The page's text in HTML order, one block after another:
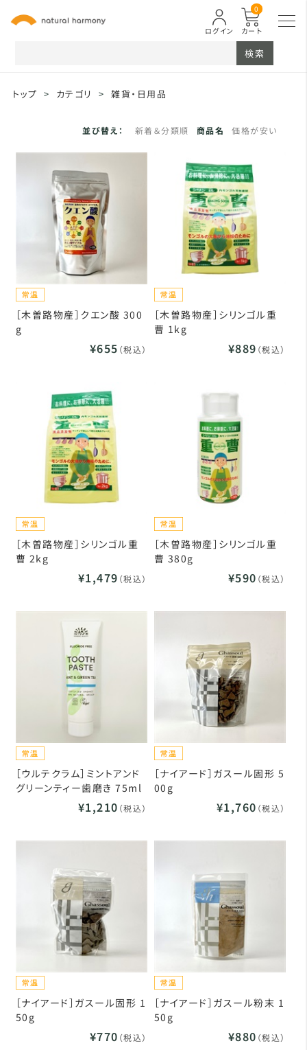
カート
0
ログイン
検索
トップ > カテゴリ > 雑貨・日用品
並び替え： 新着＆分類順 商品名 価格が安い
［木曽路物産］クエン酸 300
g
¥655 （税込）
［木曽路物産］シリンゴル重
曹 1kg
¥889 （税込）
［木曽路物産］シリンゴル重
曹 2kg
¥1,479 （税込）
［木曽路物産］シリンゴル重
曹 380g
¥590 （税込）
［ウルテクラム］ミントアンド
グリーンティー歯磨き 75ml
¥1,210 （税込）
［ナイアード］ガスール固形 5
00g
¥1,760 （税込）
［ナイアード］ガスール固形 1
50g
¥770 （税込）
［ナイアード］ガスール粉末 1
50g
¥880 （税込）